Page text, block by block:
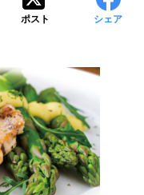
ポスト シェア